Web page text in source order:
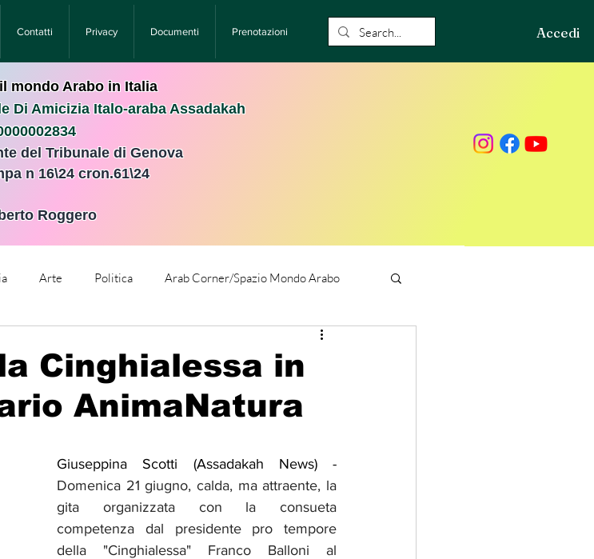
Contatti Privacy Documenti Prenotazioni Accedi
mondo Arabo in Italia
Di Amicizia Italo-araba Assadakah
del Tribunale di Genova
n 16\24 cron.61\24
Roggero
Arte Politica Arab Corner/Spazio Mondo Arabo
Musica Cinema Tradizioni
Lega Araba Società Diritti Umani
Cinghialessa in
AnimaNatura
Domenica 21 giugno, calda, ma attraente, la
gita organizzata con la consueta
competenza dal presidente pro tempore
della "Cinghialessa" Franco Balloni al